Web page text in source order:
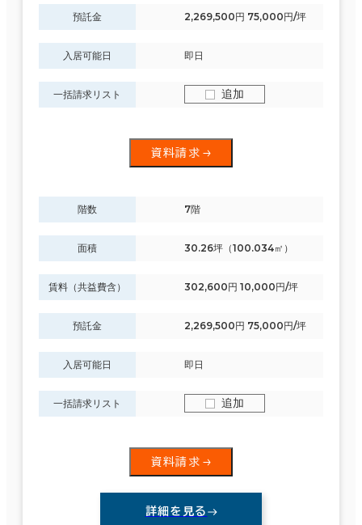
預託金 2,269,500円 75,000円/坪
入居可能日 即日
一括請求リスト 追加
資料請求
階数 7階
面積 30.26坪（100.034㎡）
賃料（共益費含） 302,600円 10,000円/坪
預託金 2,269,500円 75,000円/坪
入居可能日 即日
一括請求リスト 追加
資料請求
詳細を見る